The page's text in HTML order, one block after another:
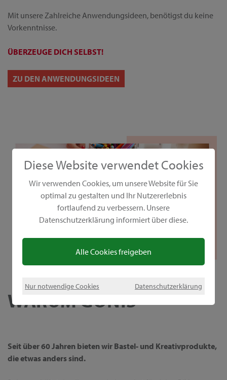
Diese Website verwendet Cookies
Wir verwenden Cookies, um unsere Website für Sie
optimal zu gestalten und Ihr Nutzererlebnis
fortlaufend zu verbessern. Unsere
Datenschutzerklärung informiert über diese.
Alle Cookies freigeben
Nur notwendige Cookies Datenschutzerklärung
Mit unsere Zahlreiche Anwendungsideen, benötigst du keine
Vorkenntnisse.
ÜBERZEUGE DICH SELBST!
ZU DEN ANWENDUNGSIDEEN
WARUM GONIS
Seit über 60 Jahren bieten wir Bastel- und Kreativprodukte,
die etwas anders sind.